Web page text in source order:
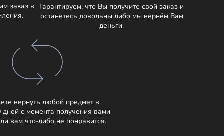
заказ в
Гарантируем, что Вы получите свой заказ и
останетесь довольны либо мы вернём Вам
деньги.
вернуть любой предмет в
дней с момента получения вами
вам что-либо не понравится.